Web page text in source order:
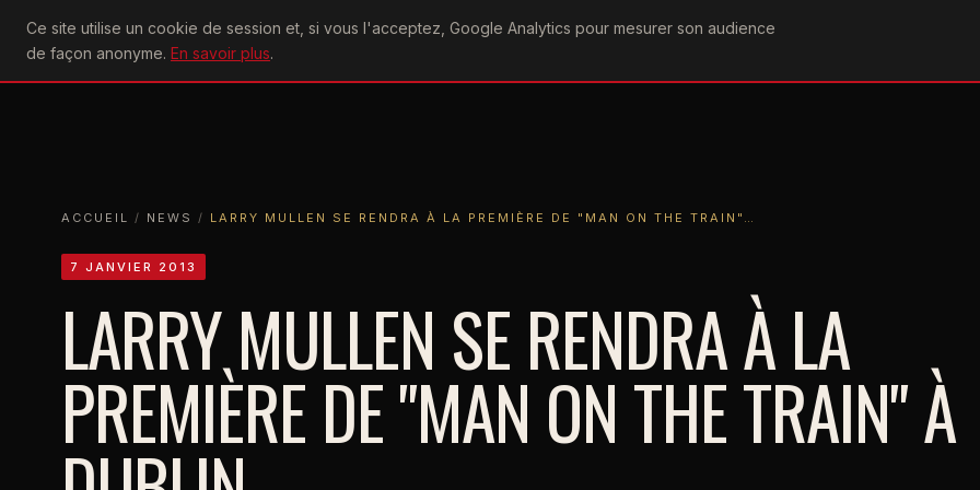
Ce site utilise un cookie de session et, si vous l'acceptez, Google Analytics pour mesurer son audience
de façon anonyme. En savoir plus.
U2achtung
ACCUEIL
ACTU CONCERTS DISCOGRAPHIEPAROLESVIDÉOGRAPHIEFORUMS
ACCUEIL / NEWS / LARRY MULLEN SE RENDRA À LA PREMIÈRE DE "MAN ON THE TRAIN"…
7 JANVIER 2013
LARRY MULLEN SE RENDRA À LA
PREMIÈRE DE "MAN ON THE TRAIN" À